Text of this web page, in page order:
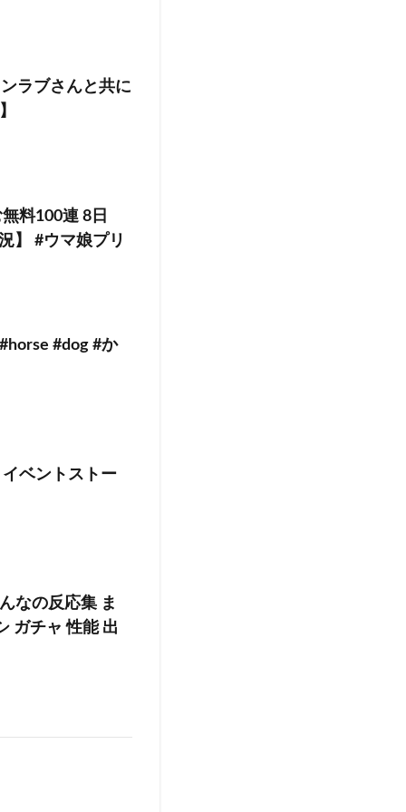
ラブさんと共に
料100連 8日
】 #ウマ娘プリ
#dog #か
ベントストー
なの反応集 ま
ガチャ 性能 出